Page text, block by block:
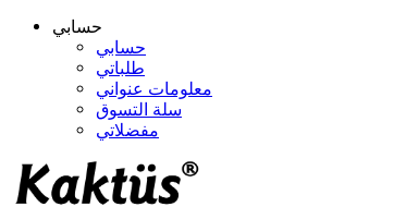
حسابي
حسابي
طلباتي
معلومات عنواني
سلة التسوق
مفضلاتي